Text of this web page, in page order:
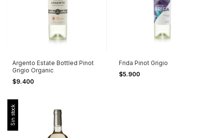
Argento Estate Bottled Pinot
Grigio Organic
$9.400
Frida Pinot Grigio
$5.900
Sin stock